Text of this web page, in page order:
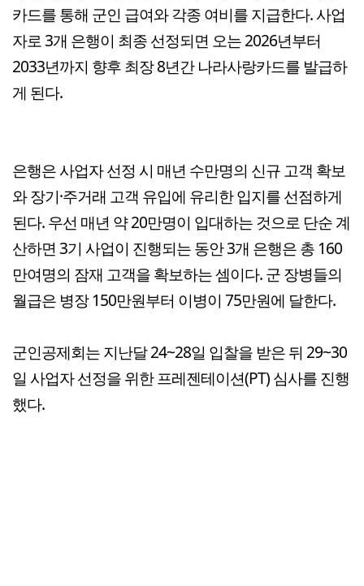
카드를 통해 군인 급여와 각종 여비를 지급한다. 사업
자로 3개 은행이 최종 선정되면 오는 2026년부터
2033년까지 향후 최장 8년간 나라사랑카드를 발급하
게 된다.
은행은 사업자 선정 시 매년 수만명의 신규 고객 확보
와 장기·주거래 고객 유입에 유리한 입지를 선점하게
된다. 우선 매년 약 20만명이 입대하는 것으로 단순 계
산하면 3기 사업이 진행되는 동안 3개 은행은 총 160
만여명의 잠재 고객을 확보하는 셈이다. 군 장병들의
월급은 병장 150만원부터 이병이 75만원에 달한다.
군인공제회는 지난달 24~28일 입찰을 받은 뒤 29~30
일 사업자 선정을 위한 프레젠테이션(PT) 심사를 진행
했다.